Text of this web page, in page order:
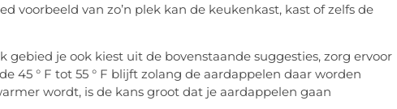
voorbeeld van zo’n plek kan de keukenkast, kast of zelfs de
je ook kiest uit de bovenstaande suggesties, zorg ervoor
45 ° F tot 55 ° F blijft zolang de aardappelen daar worden
wordt, is de kans groot dat je aardappelen gaan